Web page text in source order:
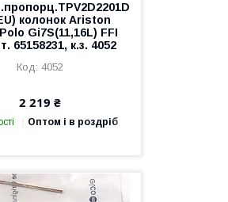
колонок Ariston
Gi7S(11,16L) FFI
65158231, к.з. 4052
4052
2 219 ₴
Оптом і в роздріб